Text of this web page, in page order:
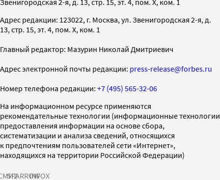
Адрес редакции: 123022, г. Москва, ул. Звенигородская 2-я, д.
13, стр. 15, эт. 4, пом. X, ком. 1
Главный редактор: Мазурин Николай Дмитриевич
Адрес электронной почты редакции: press-release@forbes.ru
Номер телефона редакции: +7 (495) 565-32-06
На информационном ресурсе применяются
рекомендательные технологии (информационные технологии
предоставления информации на основе сбора,
систематизации и анализа сведений, относящихся
к предпочтениям пользователей сети «Интернет»,
находящихся на территории Российской Федерации)
SPARROWINFOX